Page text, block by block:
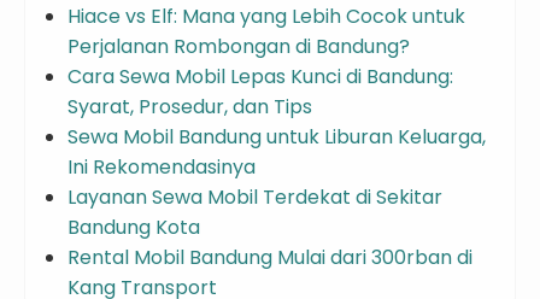
Hiace vs Elf: Mana yang Lebih Cocok untuk
Perjalanan Rombongan di Bandung?
Cara Sewa Mobil Lepas Kunci di Bandung:
Syarat, Prosedur, dan Tips
Sewa Mobil Bandung untuk Liburan Keluarga,
Ini Rekomendasinya
Layanan Sewa Mobil Terdekat di Sekitar
Bandung Kota
Rental Mobil Bandung Mulai dari 300rban di
Kang Transport